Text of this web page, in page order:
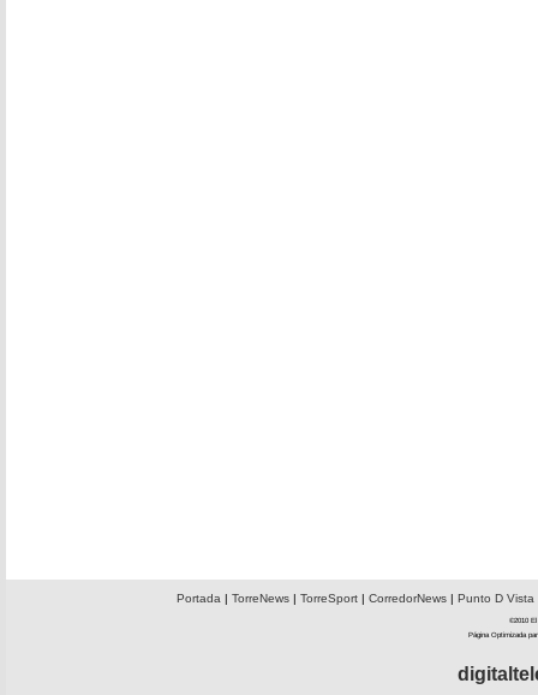
Portada | TorreNews| TorreSport| CorredorNews| Punto D Vista
©2010 El
Página Optimizada